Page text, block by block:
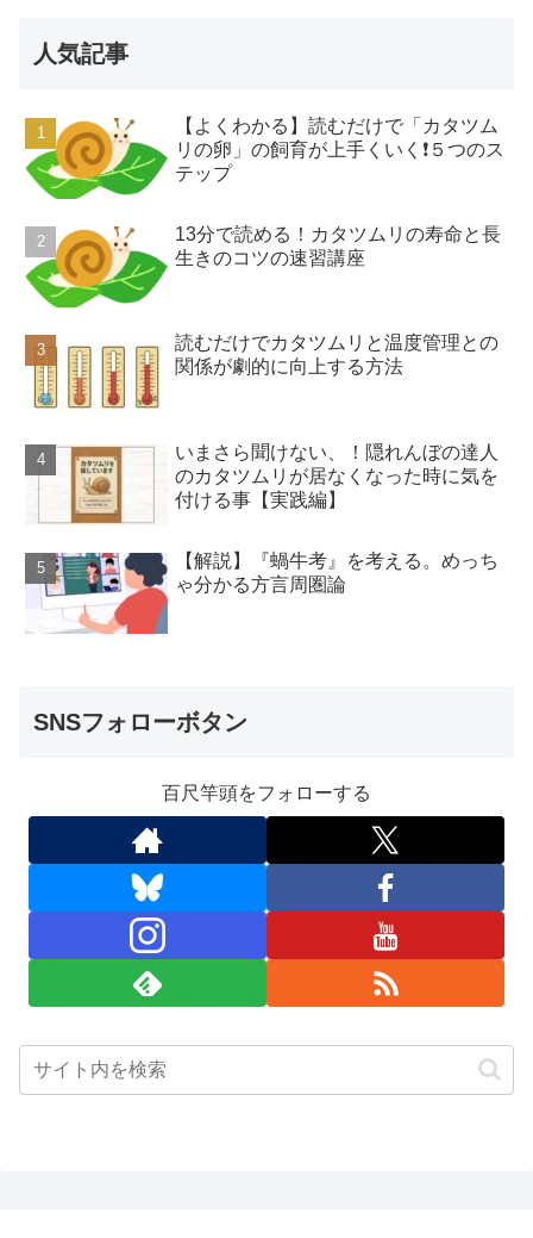
人気記事
【よくわかる】読むだけで「カタツム
リの卵」の飼育が上手くいく❗️５つのス
テップ
13分で読める！カタツムリの寿命と長
生きのコツの速習講座
読むだけでカタツムリと温度管理との
関係が劇的に向上する方法
いまさら聞けない、！隠れんぼの達人
のカタツムリが居なくなった時に気を
付ける事【実践編】
【解説】『蝸牛考』を考える。めっち
ゃ分かる方言周圏論
SNSフォローボタン
百尺竿頭をフォローする